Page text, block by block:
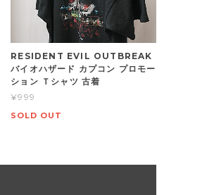
RESIDENT EVIL OUTBREAK
バイオハザード カプコン プロモー
ション Ｔシャツ 古着
¥999
SOLD OUT